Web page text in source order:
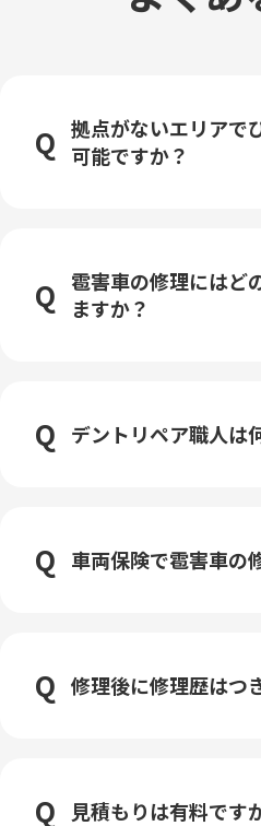
拠点がないエリアで
可能ですか？
雹害車の修理にはど
ますか？
デントリペア職人は
車両保険で雹害車の
修理後に修理歴はつ
見積もりは有料です